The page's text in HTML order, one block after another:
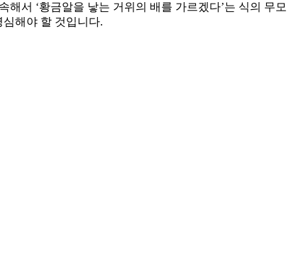
서 ‘황금알을 낳는 거위의 배를 가르겠다’는 식의 무모
심해야 할 것입니다.